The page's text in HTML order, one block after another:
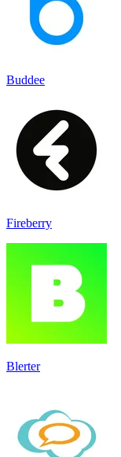
Buddee
Fireberry
Blerter